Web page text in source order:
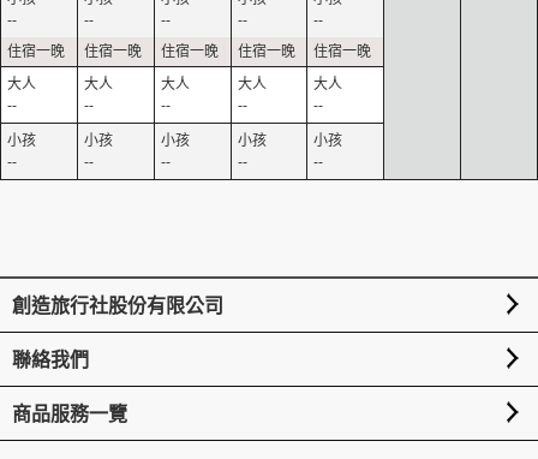
--
--
--
--
--
--
--
--
--
--
--
--
--
--
--
創造旅行社股份有限公司
聯絡我們
商品服務一覽